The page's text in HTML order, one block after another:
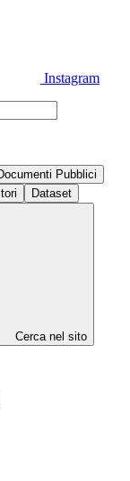
Instagram
Pubblici
Dataset
Cerca nel sito